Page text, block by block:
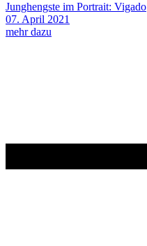
Junghengste im Portrait: Vigado
07. April 2021
mehr dazu